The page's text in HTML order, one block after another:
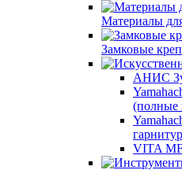
Материалы
Замковые
АНИС
(полные
VITA